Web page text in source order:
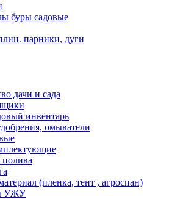
буры садовые
парники, дуги
дачи и сада
инвентарь
омыватели
(пленка, тент , агроспан)
УЖУ